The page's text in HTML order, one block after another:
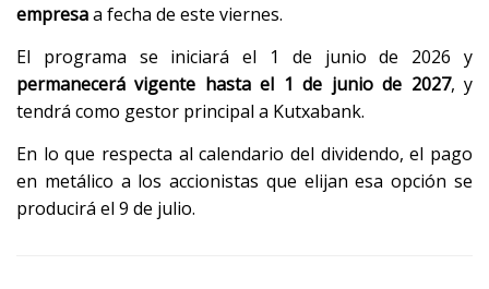
empresaa fecha de este viernes.
El programa se iniciará el 1 de junio de 2026 y
permanecerá vigente hasta el 1 de junio de 2027, y
tendrá como gestor principal a Kutxabank.
En lo que respecta al calendario del dividendo, el pago
en metálico a los accionistas que elijan esa opción se
producirá el 9 de julio.